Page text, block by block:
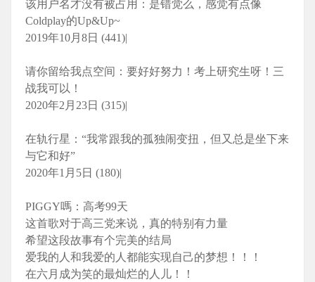
该用户名才没有被占用：是错觉么，感觉有点像
Coldplay的Up&Up~
2019年10月8日 (441)|
请你留给我点空间：要好好努力！考上研究生呀！三
战我可以！
2020年2月23日 (315)|
在轨行星：“我常跟我的孤独闹变扭，但又总是坐下来
与它和好”
2020年1月5日 (180)|
PIGGY嗎：高考99天
这首歌对于高三党来说，真的特别有力量
希望这段故事有个完美的结局
爱我的人和我爱的人都能实现自己的梦想！！！
在六月成为笑的最灿烂的人儿！！